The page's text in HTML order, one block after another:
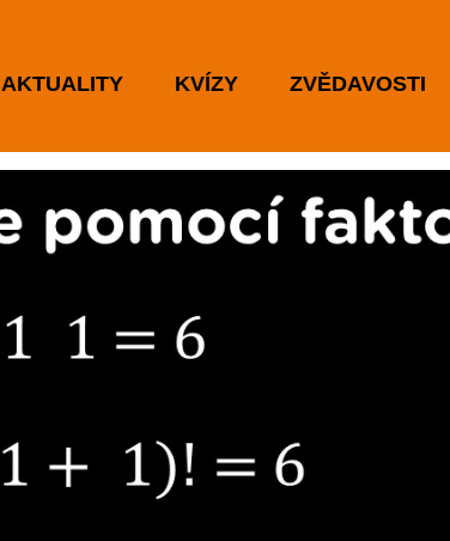
AKTUALITY KVÍZY ZVĚDAVOSTI